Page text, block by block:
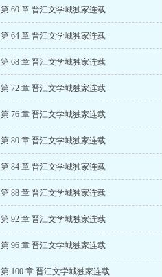
第 60 章 晋江文学城独家连载
第 64 章 晋江文学城独家连载
第 68 章 晋江文学城独家连载
第 72 章 晋江文学城独家连载
第 76 章 晋江文学城独家连载
第 80 章 晋江文学城独家连载
第 84 章 晋江文学城独家连载
第 88 章 晋江文学城独家连载
第 92 章 晋江文学城独家连载
第 96 章 晋江文学城独家连载
第 100 章 晋江文学城独家连载